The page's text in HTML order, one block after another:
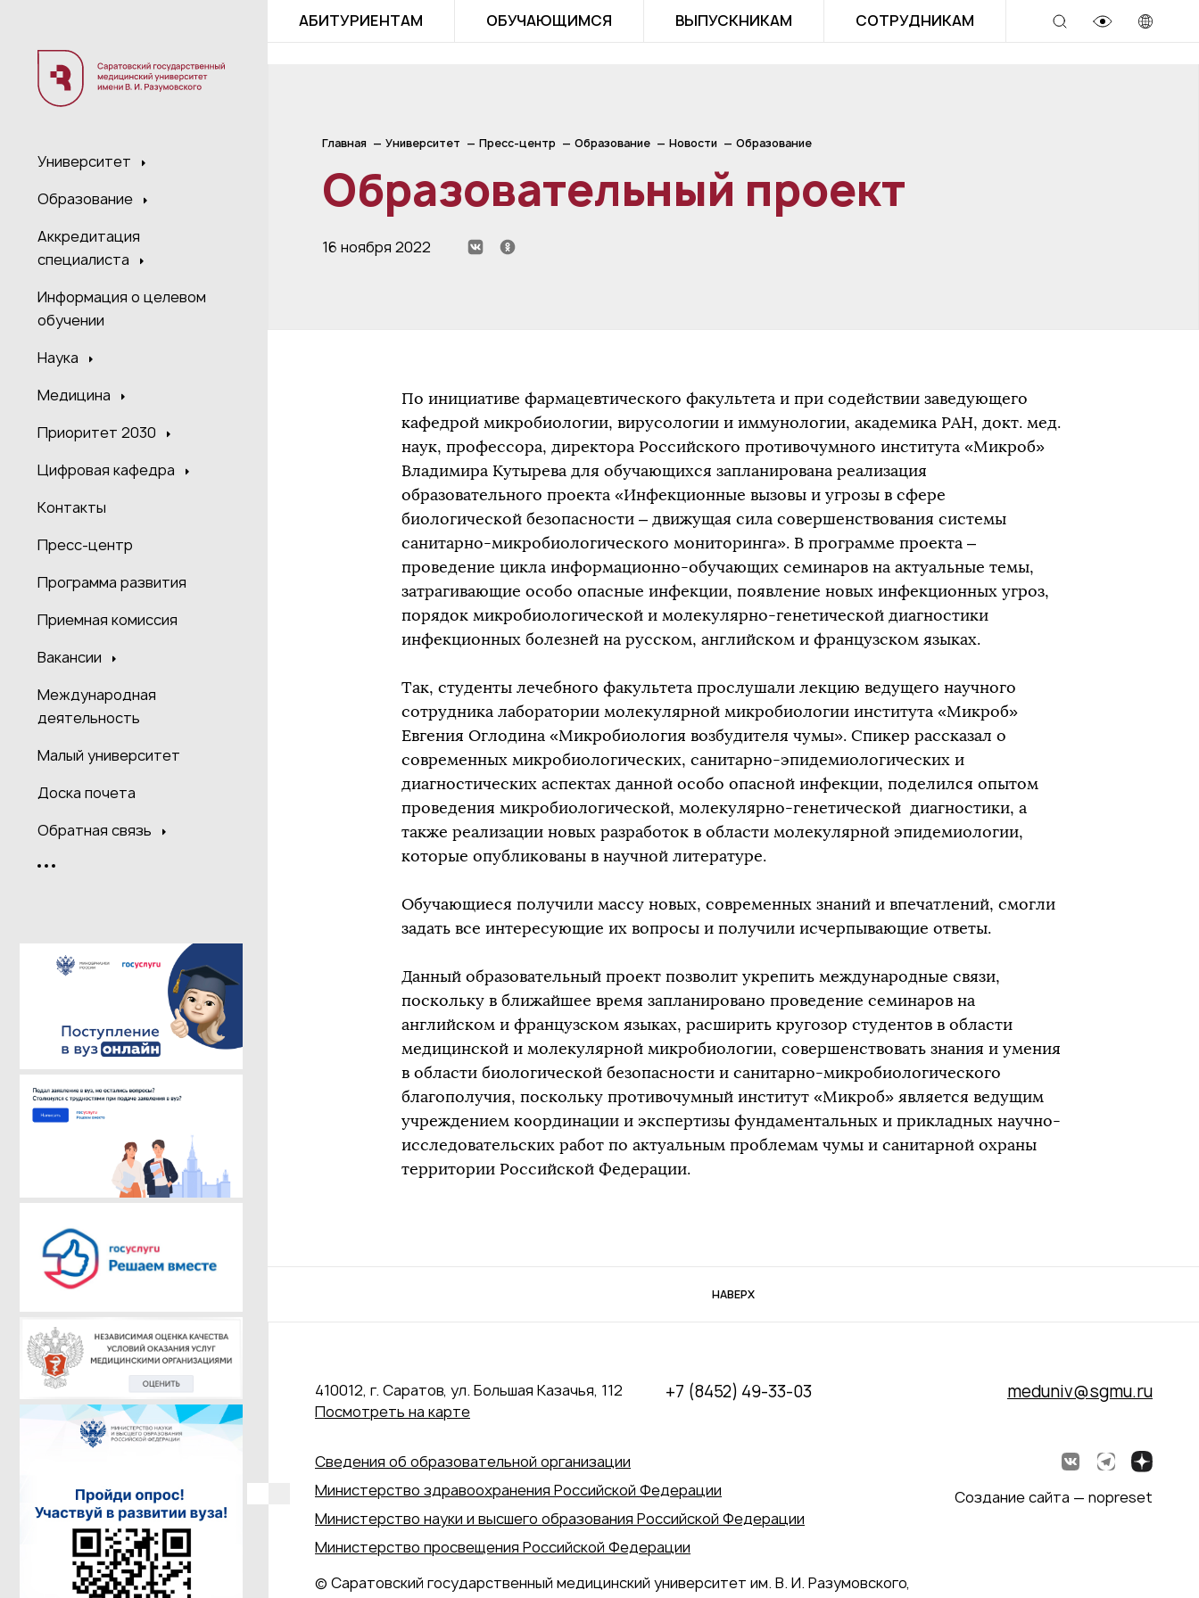
Университет
Образование
Аккредитация
специалиста
Информация о целевом
обучении
Наука
Медицина
Приоритет 2030
Цифровая кафедра
Контакты
Пресс-центр
Программа развития
Приемная комиссия
Вакансии
Международная
деятельность
Малый университет
Доска почета
Обратная связь
АБИТУРИЕНТАМ ОБУЧАЮЩИМСЯ ВЫПУСКНИКАМ СОТРУДНИКАМ
Главная Университет Пресс-центр Образование Новости Образование
Образовательный проект
16 ноября 2022
По инициативе фармацевтического факультета и при содействии заведующего
кафедрой микробиологии, вирусологии и иммунологии, академика РАН, докт. мед.
наук, профессора, директора Российского противочумного института «Микроб»
Владимира Кутырева для обучающихся запланирована реализация
образовательного проекта «Инфекционные вызовы и угрозы в сфере
биологической безопасности – движущая сила совершенствования системы
санитарно-микробиологического мониторинга». В программе проекта –
проведение цикла информационно-обучающих семинаров на актуальные темы,
затрагивающие особо опасные инфекции, появление новых инфекционных угроз,
порядок микробиологической и молекулярно-генетической диагностики
инфекционных болезней на русском, английском и французском языках.
Так, студенты лечебного факультета прослушали лекцию ведущего научного
сотрудника лаборатории молекулярной микробиологии института «Микроб»
Евгения Оглодина «Микробиология возбудителя чумы». Спикер рассказал о
современных микробиологических, санитарно-эпидемиологических и
диагностических аспектах данной особо опасной инфекции, поделился опытом
проведения микробиологической, молекулярно-генетической диагностики, а
также реализации новых разработок в области молекулярной эпидемиологии,
которые опубликованы в научной литературе.
Обучающиеся получили массу новых, современных знаний и впечатлений, смогли
задать все интересующие их вопросы и получили исчерпывающие ответы.
Данный образовательный проект позволит укрепить международные связи,
поскольку в ближайшее время запланировано проведение семинаров на
английском и французском языках, расширить кругозор студентов в области
медицинской и молекулярной микробиологии, совершенствовать знания и умения
в области биологической безопасности и санитарно-микробиологического
благополучия, поскольку противочумный институт «Микроб» является ведущим
учреждением координации и экспертизы фундаментальных и прикладных научно-
исследовательских работ по актуальным проблемам чумы и санитарной охраны
территории Российской Федерации.
НАВЕРХ
410012, г. Саратов, ул. Большая Казачья, 112
Посмотреть на карте
+7 (8452) 49-33-03 meduniv@sgmu.ru
Сведения об образовательной организации
Министерство здравоохранения Российской Федерации
Министерство науки и высшего образования Российской Федерации
Министерство просвещения Российской Федерации
© Саратовский государственный медицинский университет им. В. И. Разумовского,
Создание сайта — nopreset